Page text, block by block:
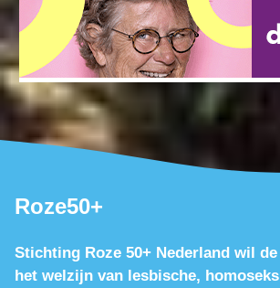
Roze50+
Stichting Roze 50+ Nederland wil
het welzijn van lesbische,